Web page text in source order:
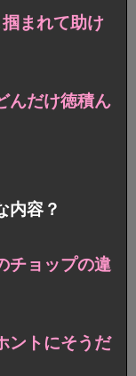
まれて助け
んだけ徳積ん
内容？
チョップの違
ントにそうだ